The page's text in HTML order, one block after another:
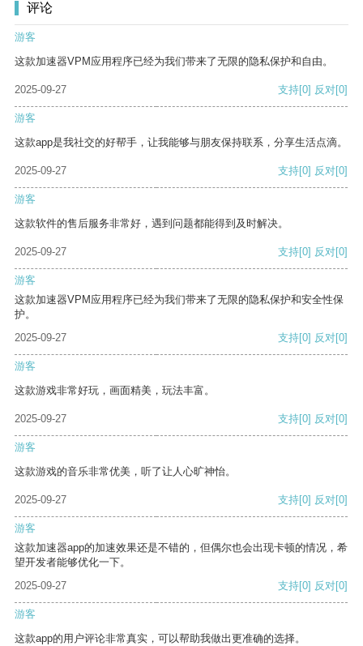
评论
游客
这款加速器VPM应用程序已经为我们带来了无限的隐私保护和自由。
2025-09-27 支持[0] 反对[0]
游客
这款app是我社交的好帮手，让我能够与朋友保持联系，分享生活点滴。
2025-09-27 支持[0] 反对[0]
游客
这款软件的售后服务非常好，遇到问题都能得到及时解决。
2025-09-27 支持[0] 反对[0]
游客
这款加速器VPM应用程序已经为我们带来了无限的隐私保护和安全性保
护。
2025-09-27
支持[0] 反对[0]
游客
这款游戏非常好玩，画面精美，玩法丰富。
2025-09-27 支持[0] 反对[0]
游客
这款游戏的音乐非常优美，听了让人心旷神怡。
2025-09-27 支持[0] 反对[0]
游客
这款加速器app的加速效果还是不错的，但偶尔也会出现卡顿的情况，希
望开发者能够优化一下。
2025-09-27
支持[0] 反对[0]
游客
这款app的用户评论非常真实，可以帮助我做出更准确的选择。